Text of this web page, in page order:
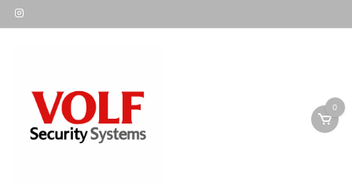
Saltar
al
0